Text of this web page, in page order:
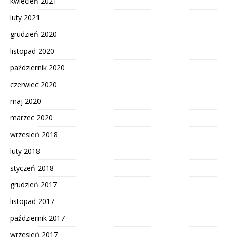
luty 2021
grudzień 2020
listopad 2020
październik 2020
czerwiec 2020
maj 2020
marzec 2020
wrzesień 2018
luty 2018
styczeń 2018
grudzień 2017
listopad 2017
październik 2017
wrzesień 2017